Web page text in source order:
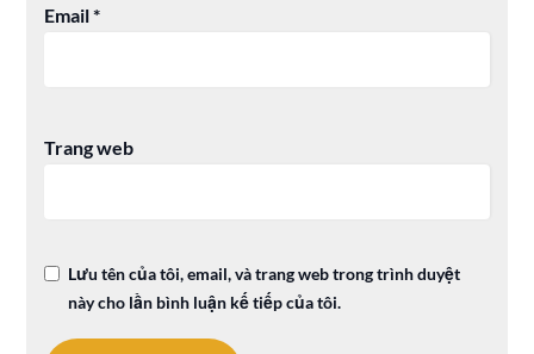
Email*
Trang web
Lưu tên của tôi, email, và trang web trong trình duyệt
này cho lần bình luận kế tiếp của tôi.